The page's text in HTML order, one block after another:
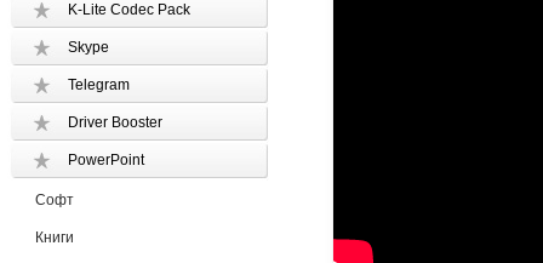
K-Lite Codec Pack
Skype
Telegram
Driver Booster
PowerPoint
Софт
Книги